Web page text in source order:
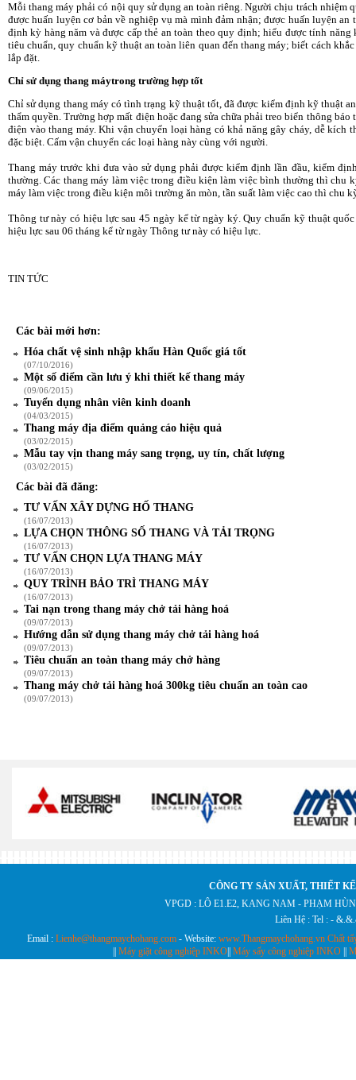
Mỗi thang máy phải có nội quy sử dụng an toàn riêng. Người chịu trách nhiệm
được huấn luyện cơ bản về nghiệp vụ mà mình đảm nhận; được huấn luyện
định kỳ hàng năm và được cấp thẻ an toàn theo quy định; hiểu được tính
tiêu chuẩn, quy chuẩn kỹ thuật an toàn liên quan đến thang máy; biết cách
lắp đặt.
Chỉ sử dụng thang máytrong trường hợp tốt
Chỉ sử dụng thang máy có tình trạng kỹ thuật tốt, đã được kiểm định kỹ thuật
thẩm quyền. Trường hợp mất điện hoặc đang sửa chữa phải treo biển thông
điện vào thang máy. Khi vận chuyển loại hàng có khả năng gây cháy, dễ kích
đặc biệt. Cấm vận chuyển các loại hàng này cùng với người.
Thang máy trước khi đưa vào sử dụng phải được kiểm định lần đầu, kiểm
thường. Các thang máy làm việc trong điều kiện làm việc bình thường thì chu
máy làm việc trong điều kiện môi trường ăn mòn, tần suất làm việc cao thì chu
Thông tư này có hiệu lực sau 45 ngày kể từ ngày ký. Quy chuẩn kỹ thuật
hiệu lực sau 06 tháng kể từ ngày Thông tư này có hiệu lực.
TIN TỨC
Các bài mới hơn:
Hóa chất vệ sinh nhập khẩu Hàn Quốc giá tốt
(07/10/2016)
Một số điểm cần lưu ý khi thiết kế thang máy
(09/06/2015)
Tuyển dụng nhân viên kinh doanh
(04/03/2015)
Thang máy địa điểm quảng cáo hiệu quả
(03/02/2015)
Mẫu tay vịn thang máy sang trọng, uy tín, chất lượng
(03/02/2015)
Các bài đã đăng:
TƯ VẤN XÂY DỰNG HỐ THANG
(16/07/2013)
LỰA CHỌN THÔNG SỐ THANG VÀ TẢI TRỌNG
(16/07/2013)
TƯ VẤN CHỌN LỰA THANG MÁY
(16/07/2013)
QUY TRÌNH BẢO TRÌ THANG MÁY
(16/07/2013)
Tai nạn trong thang máy chở tải hàng hoá
(09/07/2013)
Hướng dẫn sử dụng thang máy chở tải hàng hoá
(09/07/2013)
Tiêu chuẩn an toàn thang máy chở hàng
(09/07/2013)
Thang máy chở tải hàng hoá 300kg tiêu chuẩn an toàn cao
(09/07/2013)
CÔNG TY SẢN XUẤT, THIẾT
VPGD : LÔ E1.E2, KANG NAM - PHẠM
Liên Hệ : Tel : -
Email : Lienhe@thangmaychohang.com - Website: www.Thangmaychohang.vn Chất
Máy giặt công nghiệp INKO Máy sấy công nghiệp INKO